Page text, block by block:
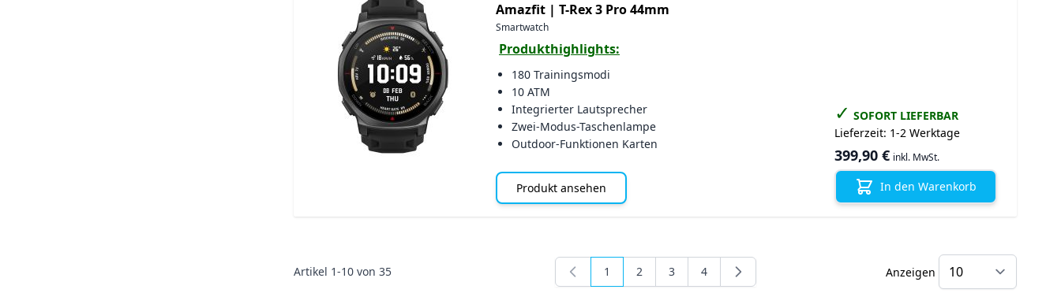
Amazfit | T-Rex 3 Pro 44mm
Smartwatch
Produkthighlights:
180 Trainingsmodi
10 ATM
Integrierter Lautsprecher
Zwei-Modus-Taschenlampe
Outdoor-Funktionen Karten
Produkt ansehen
✓ SOFORT LIEFERBAR
Lieferzeit: 1-2 Werktage
399,90 € inkl. MwSt.
In den Warenkorb
Artikel 1-10 von 35 Sie lesen gerade Seite
1 Seite
2 Seite
3 Seite
4 Anzeigen